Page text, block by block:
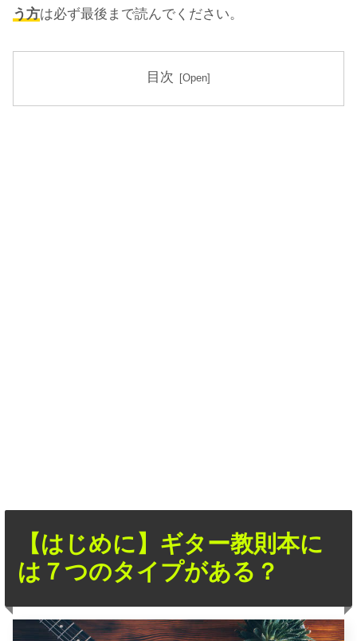
う方は必ず最後まで読んでください。
目次
【はじめに】ギター教則本に
は７つのタイプがある？